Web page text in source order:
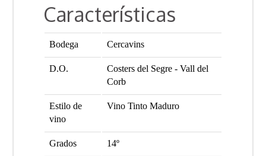
Características
Bodega Cercavins
D.O.
Costers del Segre - Vall del
Corb
Estilo de
vino
Vino Tinto Maduro
Grados 14º